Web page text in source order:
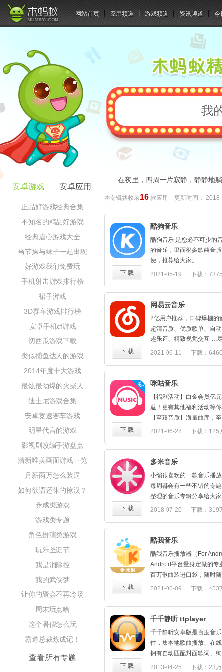
网站首页 应用频道 游戏频道 资讯频道 今
我
安卓游戏 安卓应用
正品好游戏经典合集
不知名的精品好游戏
经典虐心游戏大全
当节操与妹子一起出现
好游戏我们免费玩
手机射击游戏排行榜
裙子游戏
3D赛车游戏排行榜
安卓手机cf游戏
切西瓜游戏下载
类似捕鱼达人的游戏
2014年度十大游戏
最炫最劲爆的火柴人
迪士尼游戏合集
安卓竞速赛车游戏
明星代言的游戏
影视剧改编手游盘点
清新唯美画面游戏一览
月薪两万怎么装逼
如何欲语还休的撩汉？
养成类游戏
游戏类专题
角色扮演类游戏
玩乐圣诞节
我是消除控
我的武侠梦
让你的聚会不再冷场
周末玩点啥
这个暑假怎么玩
霸道总裁炼成记！
查看所有专题
在夜里，四周一片寂静，静静地
本专辑共收录16 款应用 更新时间：
酷狗音乐
酷狗音乐 是您必不可少的
的音乐，里面很多歌曲音
便，推荐给大家。
2021-05-19
下载：
88.72M
下 载
网易云音乐
2亿用户推荐，口碑爆棚的
超清音质、优质歌单、自
趣乐评、精致视觉交互 …
★【千万曲库】，超全华
之谦、林俊杰、王菲、李
新歌
可能感兴趣的新歌，比你
★【超清音质】，每首歌
质；
★【精彩歌单】，首创歌
库，满足你跑步、学习、
★【趣味乐评】，行业首
闹，2亿人一起写、一起看
感……乐评看了就停不下
★【热闹动态】，热热闹
合的朋友相见恨晚；
名DJ已入驻；
★【主播电台】，音乐故
★【专业解读】，数千明
音乐人士每周向你解读每
★【有爱的客服】有问题
图，客服表情包不输你哦！
下载网易云音乐，开启欲
2021-06-11 下载：
154.35M
下 载
咪咕音乐
【福利活动】白金会员亿
返！更有其他福利活动等
【至臻音质】海量曲库，
给你24bit的至臻3D立体环
播在线预约，和你面对面
场集锦，回播等你来约。
的专属音乐歌单！
【有声电台】每日新鲜的
声评书！一样的音乐，不
【精彩专区】挖掘惊喜原
区的新王国、还有缤纷精
•听
【千万曲库】4000万正版
语海外、内地港台，无限
【极光音效】6大特色音效
臻听感；
的歌曲更懂你心。
•看
得见的精彩；
【咪咕现场】全年超500
天想看就看，在哪都是现
【超清MV】好音乐听得到
2021-06-28 下载：125
下 载
多米音乐
小编很喜欢的一款音乐播
每周都会有一些不错的专
整理的音乐专辑分享给大
也。
2018-07-20 下载：319
下 载
酷我音乐
酷我音乐播放器（For
Android平台量身定做的专
百万歌曲装进口袋，随时
2021-06-09
下载：453
下 载
千千静听 ttplayer
千千静听安卓版是百度音
件，集本地歌曲播放、在
拥有自动匹配封面歌词、
乐电台、精选音乐专题等
2013-04-25 下载：23
下 载